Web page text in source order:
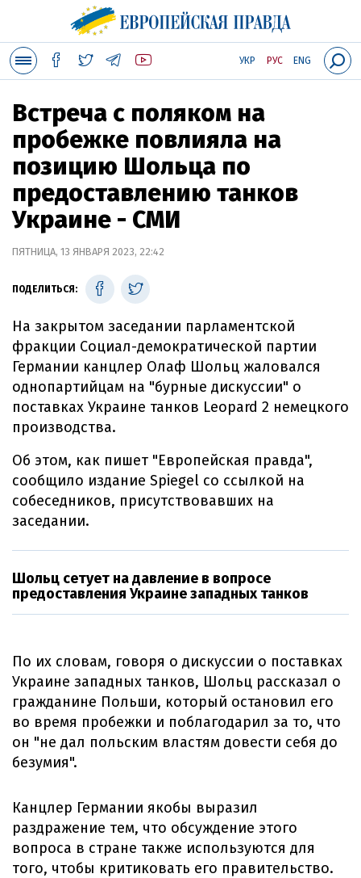
УКР РУС ENG
Встреча с поляком на
пробежке повлияла на
позицию Шольца по
предоставлению танков
Украине - СМИ
ПЯТНИЦА, 13 ЯНВАРЯ 2023, 22:42
ПОДЕЛИТЬСЯ:
На закрытом заседании парламентской
фракции Социал-демократической партии
Германии канцлер Олаф Шольц жаловался
однопартийцам на "бурные дискуссии" о
поставках Украине танков Leopard 2 немецкого
производства.
Об этом, как пишет "Европейская правда",
сообщило издание Spiegel со ссылкой на
собеседников, присутствовавших на
заседании.
Шольц сетует на давление в вопросе
предоставления Украине западных танков
По их словам, говоря о дискуссии о поставках
Украине западных танков, Шольц рассказал о
гражданине Польши, который остановил его
во время пробежки и поблагодарил за то, что
он "не дал польским властям довести себя до
безумия".
Канцлер Германии якобы выразил
раздражение тем, что обсуждение этого
вопроса в стране также используются для
того, чтобы критиковать его правительство.